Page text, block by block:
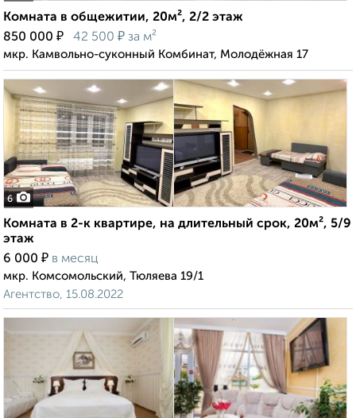
Комната в общежитии, 20м², 2/2 этаж
850 000 ₽ 42 500 ₽ за м²
мкр. Камвольно-суконный Комбинат, Молодёжная 17
6
Комната в 2-к квартире, на длительный срок, 20м², 5/9
этаж
6 000 ₽ в месяц
мкр. Комсомольский, Тюляева 19/1
Агентство, 15.08.2022